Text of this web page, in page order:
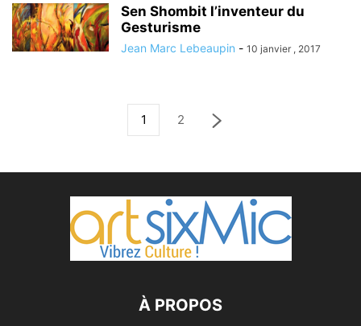
Sen Shombit l’inventeur du
Gesturisme
Jean Marc Lebeaupin - 10 janvier , 2017
1 2
À PROPOS